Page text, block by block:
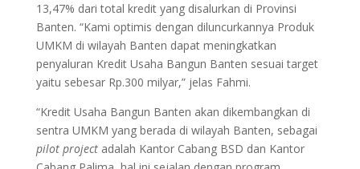
13,47% dari total kredit yang disalurkan di Provinsi
Banten. “Kami optimis dengan diluncurkannya Produk
UMKM di wilayah Banten dapat meningkatkan
penyaluran Kredit Usaha Bangun Banten sesuai target
yaitu sebesar Rp.300 milyar,” jelas Fahmi.
“Kredit Usaha Bangun Banten akan dikembangkan di
sentra UMKM yang berada di wilayah Banten, sebagai
pilot projectadalah Kantor Cabang BSD dan Kantor